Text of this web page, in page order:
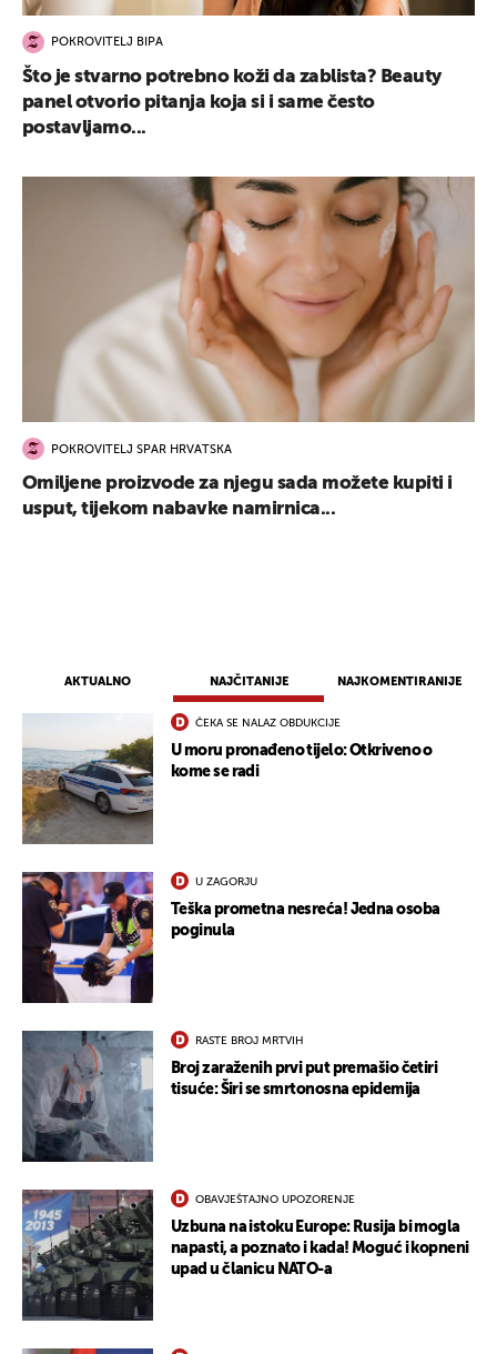
AKTUALNO NAJČITANIJE NAJKOMENTIRANIJE
ČEKA SE NALAZ OBDUKCIJE
U moru pronađeno tijelo: Otkriveno o
kome se radi
U ZAGORJU
Teška prometna nesreća! Jedna osoba
poginula
RASTE BROJ MRTVIH
Broj zaraženih prvi put premašio četiri
tisuće: Širi se smrtonosna epidemija
OBAVJEŠTAJNO UPOZORENJE
Uzbuna na istoku Europe: Rusija bi mogla
napasti, a poznato i kada! Moguć i kopneni
upad u članicu NATO-a
POKROVITELJ BIPA
Što je stvarno potrebno koži da zablista? Beauty
panel otvorio pitanja koja si i same često
postavljamo...
POKROVITELJ SPAR HRVATSKA
Omiljene proizvode za njegu sada možete kupiti i
usput, tijekom nabavke namirnica...
UKLJUČITE NOTIFIKACIJE